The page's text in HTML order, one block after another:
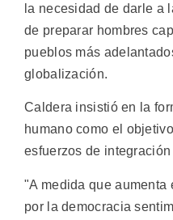
la necesidad de darle a
de preparar hombres
pueblos más
globalización.
Caldera insistió en la
humano como el
esfuerzos de
"A medida que aumenta
por la democracia